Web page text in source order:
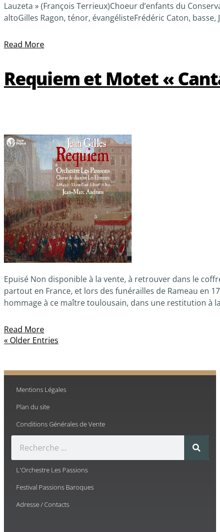
Lauzeta » (François Terrieux)Choeur d’enfants du
altoGilles Ragon, ténor, évangélisteFrédéric Caton, basse,
Read More
Requiem et Motet «
Epuisé Non disponible à la vente, à retrouver dans le
partout en France, et lors des funérailles de Rameau en
hommage à ce maître toulousain, dans une restitution à
Read More
« Older Entries
Mentions Légales
Plan du site
Conditions Générales de Vente
L'Orchestre Les Passions
Festival Passions Baroques
Adresse / Contacts